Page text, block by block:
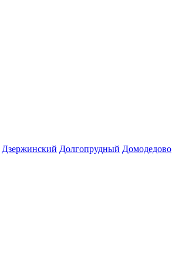
Дзержинский Долгопрудный Домодедово